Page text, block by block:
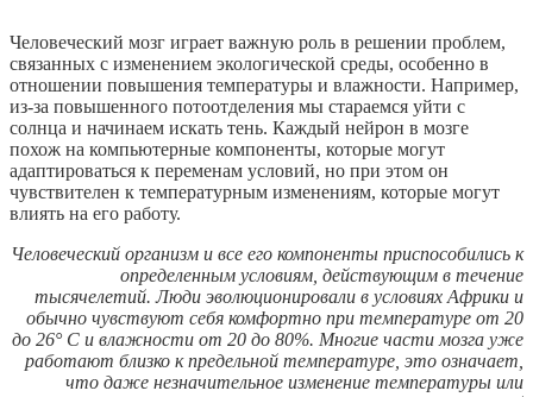
Человеческий мозг играет важную роль в решении проблем,
связанных с изменением экологической среды, особенно в
отношении повышения температуры и влажности. Например,
из-за повышенного потоотделения мы стараемся уйти с
солнца и начинаем искать тень. Каждый нейрон в мозге
похож на компьютерные компоненты, которые могут
адаптироваться к переменам условий, но при этом он
чувствителен к температурным изменениям, которые могут
влиять на его работу.
Человеческий организм и все его компоненты приспособились к
определенным условиям, действующим в течение
тысячелетий. Люди эволюционировали в условиях Африки и
обычно чувствуют себя комфортно при температуре от 20
до 26° C и влажности от 20 до 80%. Многие части мозга уже
работают близко к предельной температуре, это означает,
что даже незначительное изменение температуры или